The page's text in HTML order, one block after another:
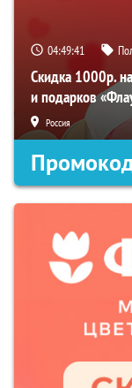
04:49:40
Скидка 1000р.
и подарков
Россия